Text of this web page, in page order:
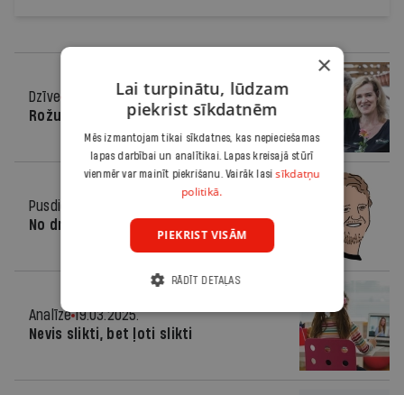
Dzīve
19.03.2025.
Rožu cilts
Pusdienās
No drauga par nodevēju
Analīze 19.03.2025.
Nevis slikti, bet ļoti slikti
×
Lai turpinātu, lūdzam
piekrist sīkdatnēm
Mēs izmantojam tikai sīkdatnes, kas nepieciešamas
lapas darbībai un analītikai. Lapas kreisajā stūrī
vienmēr var mainīt piekrišanu. Vairāk lasisīkdatņu
politikā.
PIEKRIST VISĀM
RĀDĪT DETAĻAS